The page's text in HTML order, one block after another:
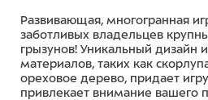
Развивающая, многогранная
заботливых владельцев
грызунов! Уникальный дизайн
материалов, таких как
ореховое дерево, придает
привлекает внимание вашего